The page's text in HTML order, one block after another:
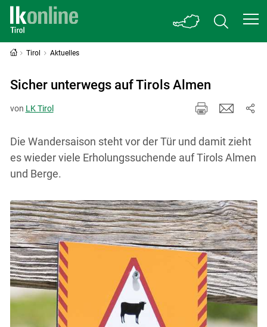
Tirol Aktuelles
Sicher unterwegs auf Tirols Almen
von LK Tirol
Die Wandersaison steht vor der Tür und damit zieht
es wieder viele Erholungssuchende auf Tirols Almen
und Berge.